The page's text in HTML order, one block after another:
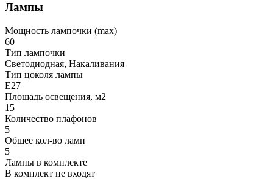
Лампы
Мощность лампочки (max)
60
Тип лампочки
Светодиодная, Накаливания
Тип цоколя лампы
E27
Площадь освещения, м2
15
Количество плафонов
5
Общее кол-во ламп
5
Лампы в комплекте
В комплект не входят